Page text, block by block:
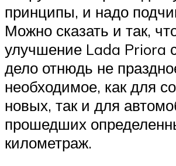
принципы, и надо
Можно сказать и так,
улучшение Lada Priora
дело отнюдь не
необходимое, как для
новых, так и для
прошедших
километраж.